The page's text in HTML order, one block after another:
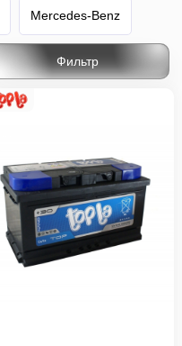
Mercedes-Benz
Фильтр